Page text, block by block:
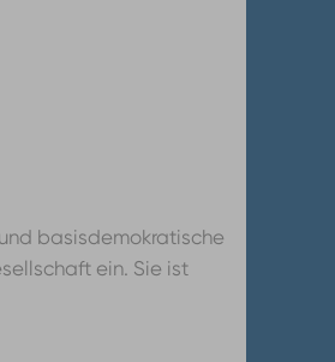
basisdemokratische
ein. Sie ist